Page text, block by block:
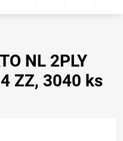
NL 2PLY
ZZ, 3040 ks